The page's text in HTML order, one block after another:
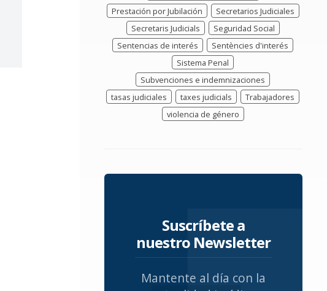
Prestación por Jubilación
Secretarios Judiciales
Secretaris Judicials
Seguridad Social
Sentencias de interés
Sentències d'interés
Sistema Penal
Subvenciones e indemnizaciones
tasas judiciales
taxes judicials
Trabajadores
violencia de género
Suscríbete a
nuestro Newsletter
Mantente al día con la